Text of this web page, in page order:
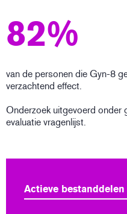
82%
van de personen die Gyn-8
verzachtend effect.
Onderzoek uitgevoerd onder
evaluatie vragenlijst.
Actieve bestanddelen